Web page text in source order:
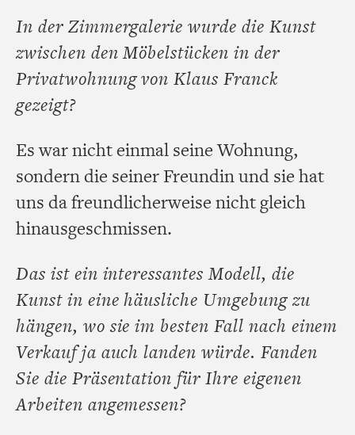
In der Zimmergalerie wurde die Kunst
zwischen den Möbelstücken in der
Privatwohnung von Klaus Franck
gezeigt?
Es war nicht einmal seine Wohnung,
sondern die seiner Freundin und sie hat
uns da freundlicherweise nicht gleich
hinausgeschmissen.
Das ist ein interessantes Modell, die
Kunst in eine häusliche Umgebung zu
hängen, wo sie im besten Fall nach einem
Verkauf ja auch landen würde. Fanden
Sie die Präsentation für Ihre eigenen
Arbeiten angemessen?